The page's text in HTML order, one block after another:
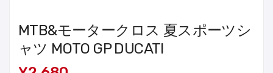
MTB&モータークロス 夏スポーツシ
ャツ MOTO GP DUCATI